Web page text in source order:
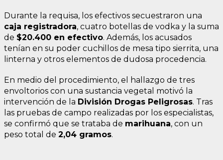
Durante la requisa, los efectivos secuestraron una
caja registradora, cuatro botellas de vodka y la suma
de $20.400 en efectivo. Además, los acusados
tenían en su poder cuchillos de mesa tipo sierrita, una
linterna y otros elementos de dudosa procedencia.
En medio del procedimiento, el hallazgo de tres
envoltorios con una sustancia vegetal motivó la
intervención de la División Drogas Peligrosas. Tras
las pruebas de campo realizadas por los especialistas,
se confirmó que se trataba de marihuana, con un
peso total de 2,04 gramos.